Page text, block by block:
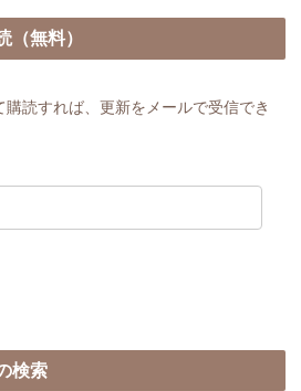
（無料）
購読すれば、更新をメールで受信でき
検索